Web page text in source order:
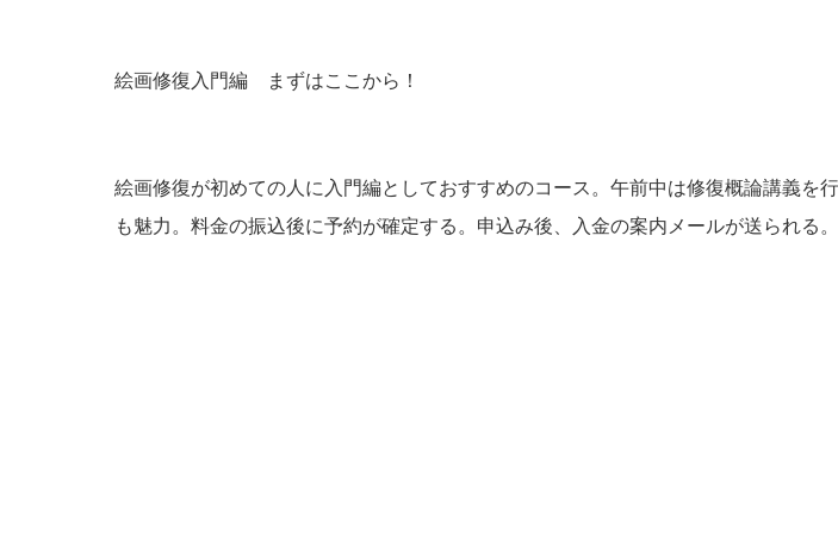
絵画修復入門編 まずはここから！
絵画修復が初めての人に入門編としておすすめのコース。午前中は修復概論講義
も魅力。料金の振込後に予約が確定する。申込み後、入金の案内メールが送られ